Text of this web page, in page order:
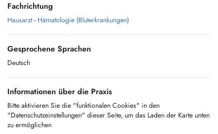
Fachrichtung
Hausarzt - Hämatologie (Bluterkrankungen)
Gesprochene Sprachen
Deutsch
Informationen über die Praxis
Bitte aktivieren Sie die "funktionalen Cookies" in den
"Datenschutzeinstellungen" dieser Seite, um das Laden der Karte unten
zu ermöglichen